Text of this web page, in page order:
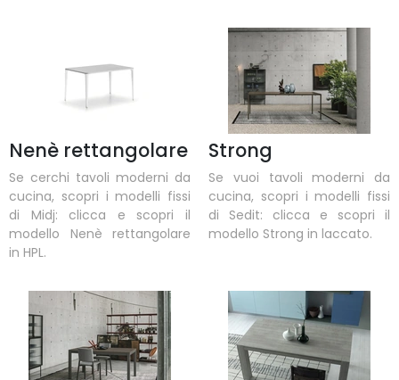
Nenè rettangolare
Se cerchi tavoli moderni da
cucina, scopri i modelli fissi
di Midj: clicca e scopri il
modello Nenè rettangolare
in HPL.
Strong
Se vuoi tavoli moderni da
cucina, scopri i modelli fissi
di Sedit: clicca e scopri il
modello Strong in laccato.